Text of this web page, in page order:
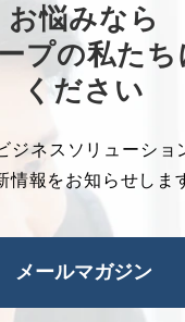
お悩みなら
プの私たち
ください
ジネスソリューショ
情報をお知らせしま
メールマガジン